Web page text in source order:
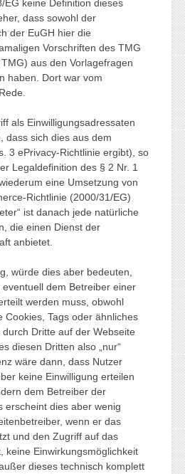
EG keine Definition dieses
dass sowohl der
der EuGH hier die
Vorschriften des TMG
aus den Vorlagefragen
haben. Dort war vom
als Einwilligungsadressaten
dass sich dies aus dem
3 ePrivacy-Richtlinie ergibt), so
Legaldefinition des § 2 Nr. 1
eine Umsetzung von
Richtlinie (2000/31/EG)
ist danach jede natürliche
die einen Dienst der
anbietet.
würde dies aber bedeuten,
dem Betreiber einer
werden muss, obwohl
Cookies, Tags oder ähnliches
Dritte auf der Webseite
diesen Dritten also „nur“
wäre dann, dass Nutzer
keine Einwilligung erteilen
dem Betreiber der
erscheint dies aber wenig
wenn er das
und den Zugriff auf das
keine Einwirkungsmöglichkeit
dieses technisch komplett